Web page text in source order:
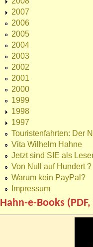
2007
2006
2005
2004
2003
2002
2001
2000
1999
1998
1997
Touristenfahrten: Der
Vita Wilhelm Hahne
Jetzt sind SIE als
Von Null auf Hundert ?
Warum kein PayPal?
Impressum
Hahn-e-Books